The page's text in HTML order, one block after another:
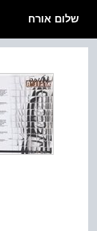
שלום אורח